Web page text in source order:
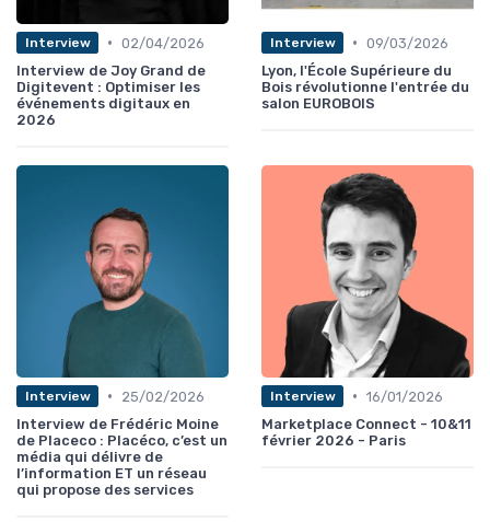
Interview • 02/04/2026
Interview de Joy Grand de
Digitevent : Optimiser les
événements digitaux en
2026
Interview • 09/03/2026
Lyon, l'École Supérieure du
Bois révolutionne l'entrée du
salon EUROBOIS
Interview •
25/02/2026
Interview de Frédéric Moine
de Placeco : Placéco, c’est un
média qui délivre de
l’information ET un réseau
qui propose des services
Interview • 16/01/2026
Marketplace Connect - 10&11
février 2026 - Paris